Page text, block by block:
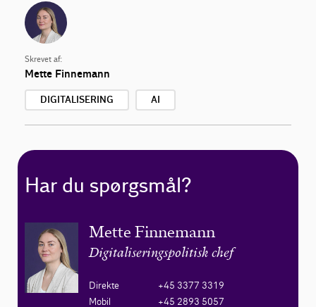
Skrevet af:
Mette Finnemann
DIGITALISERING AI
Har du spørgsmål?
Mette Finnemann
Digitaliseringspolitisk chef
Direkte
+45 3377 3319
Mobil
+45 2893 5057